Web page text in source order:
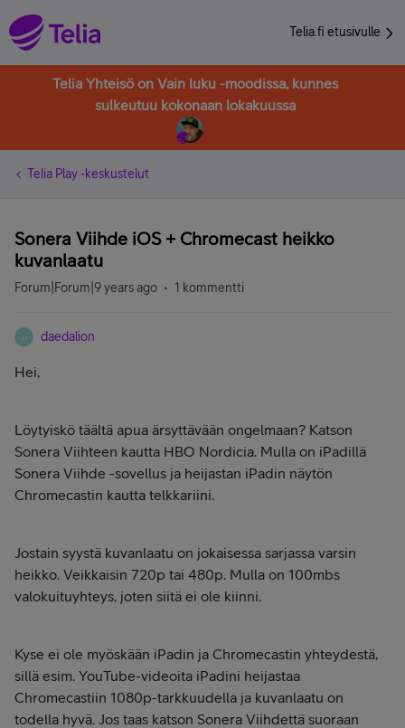
Telia.fi etusivulle
Telia Yhteisö on Vain luku -moodissa, kunnes
sulkeutuu kokonaan lokakuussa
Telia Play -keskustelut
Sonera Viihde iOS + Chromecast heikko
kuvanlaatu
Forum|Forum|9 years ago 1 kommentti
D daedalion
Hei,
Löytyiskö täältä apua ärsyttävään ongelmaan? Katson
Sonera Viihteen kautta HBO Nordicia. Mulla on iPadillä
Sonera Viihde -sovellus ja heijastan iPadin näytön
Chromecastin kautta telkkariini.
Jostain syystä kuvanlaatu on jokaisessa sarjassa varsin
heikko. Veikkaisin 720p tai 480p. Mulla on 100mbs
valokuituyhteys, joten siitä ei ole kiinni.
Kyse ei ole myöskään iPadin ja Chromecastin yhteydestä,
sillä esim. YouTube-videoita iPadini heijastaa
Chromecastiin 1080p-tarkkuudella ja kuvanlaatu on
todella hyvä. Jos taas katson Sonera Viihdettä suoraan